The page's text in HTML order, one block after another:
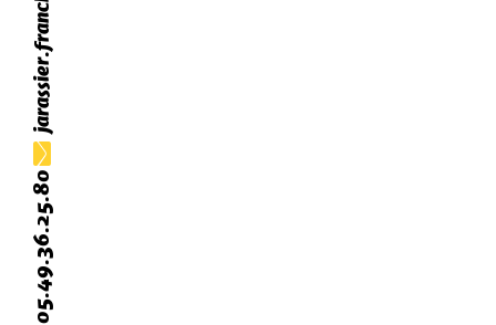
05.49.36.25.80